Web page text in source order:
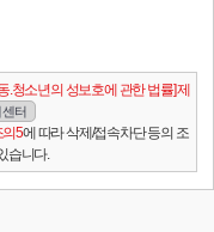
.청소년의 성보호에 관한 법률] 제
센터
의5에 따라 삭제/접속차단 등의 조
습니다.